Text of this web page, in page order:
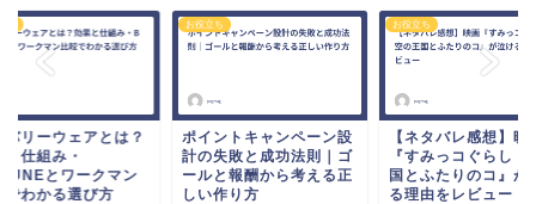
バリーウェアとは？
と仕組み・
とワークマン
でわかる選び方
お役立ち
ポイントキャンペーン設
計の失敗と成功法則｜ゴ
ールと報酬から考える正
しい作り方
お役立ち
【ネタバレ感想】映
『すみっコぐらし
国とふたりのコ』が
る理由をレビュー